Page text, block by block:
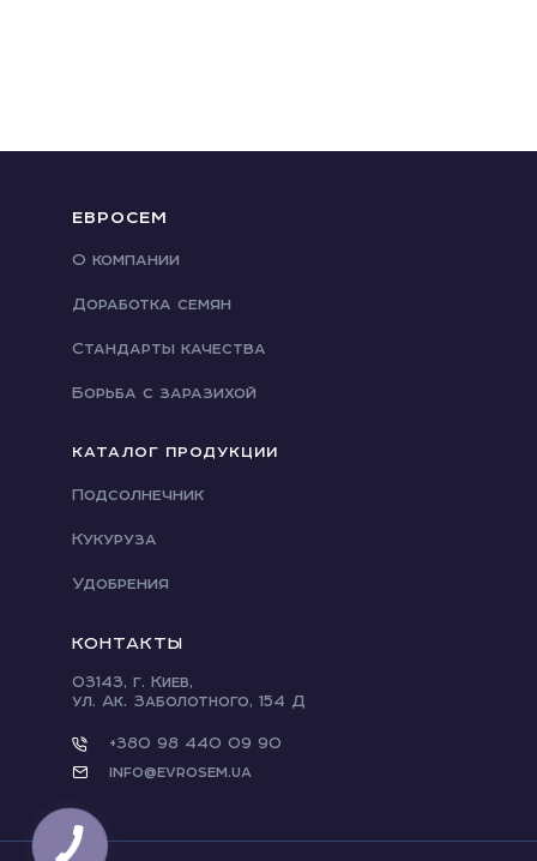
ЕВРОСЕМ
О компании
Доработка семян
Стандарты качества
Борьба с заразихой
КАТАЛОГ ПРОДУКЦИИ
Подсолнечник
Кукуруза
Удобрения
КОНТАКТЫ
03143, г. Киев,
ул. Ак. Заболотного, 154 Д
+380 98 440 09 90
info@evrosem.ua